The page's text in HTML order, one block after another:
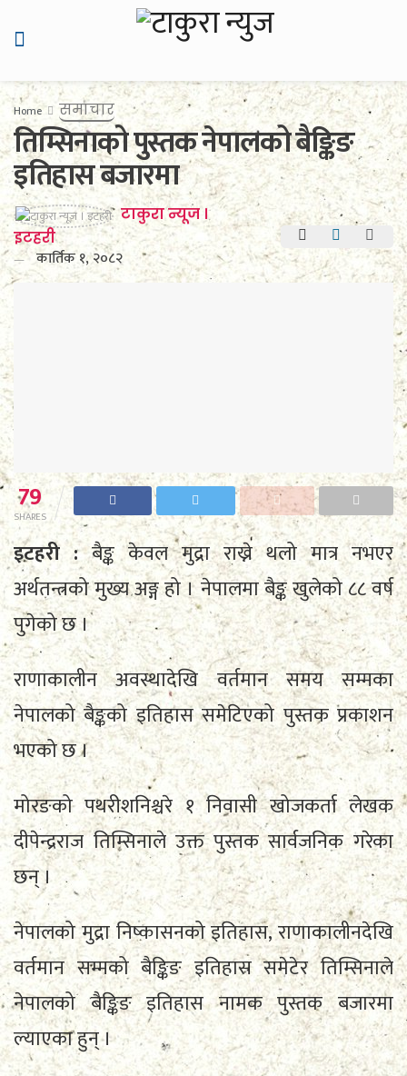
Home समाचार
तिम्सिनाको पुस्तक नेपालको बैङ्किङ
इतिहास बजारमा
टाकुरा न्यूज ।
इटहरी
कार्तिक १, २०८२
79
SHARES
इटहरी :बैङ्क केवल मुद्रा राख्ने थलो मात्र नभएर
अर्थतन्त्रको मुख्य अङ्ग हो । नेपालमा बैङ्क खुलेको ८८ वर्ष
पुगेको छ ।
राणाकालीन अवस्थादेखि वर्तमान समय सम्मका
नेपालको बैङ्कको इतिहास समेटिएको पुस्तक प्रकाशन
भएको छ ।
मोरङको पथरीशनिश्चरे १ निवासी खोजकर्ता लेखक
दीपेन्द्रराज तिम्सिनाले उक्त पुस्तक सार्वजनिक गरेका
छन् ।
नेपालको मुद्रा निष्कासनको इतिहास, राणाकालीनदेखि
वर्तमान सम्मको बैङ्किङ इतिहास समेटेर तिम्सिनाले
नेपालको बैङ्किङ इतिहास नामक पुस्तक बजारमा
ल्याएका हुन् ।